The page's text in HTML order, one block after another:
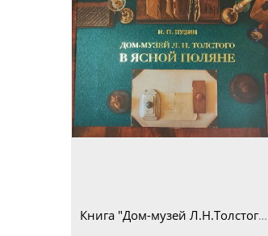
Книга "Дом-музей Л.Н.Толстого в Ясной Поляне. Очерк-путеводитель" Н.П.Пузин